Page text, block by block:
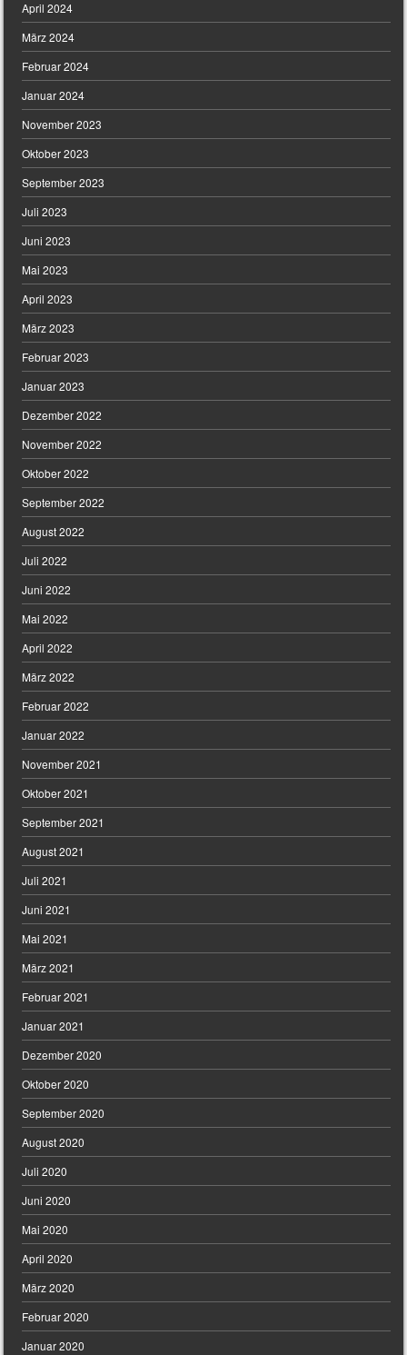
April 2024
März 2024
Februar 2024
Januar 2024
November 2023
Oktober 2023
September 2023
Juli 2023
Juni 2023
Mai 2023
April 2023
März 2023
Februar 2023
Januar 2023
Dezember 2022
November 2022
Oktober 2022
September 2022
August 2022
Juli 2022
Juni 2022
Mai 2022
April 2022
März 2022
Februar 2022
Januar 2022
November 2021
Oktober 2021
September 2021
August 2021
Juli 2021
Juni 2021
Mai 2021
März 2021
Februar 2021
Januar 2021
Dezember 2020
Oktober 2020
September 2020
August 2020
Juli 2020
Juni 2020
Mai 2020
April 2020
März 2020
Februar 2020
Januar 2020